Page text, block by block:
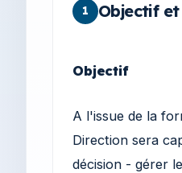
1 Objectif
Objectif
A l'issue de la
Direction sera
décision - gérer